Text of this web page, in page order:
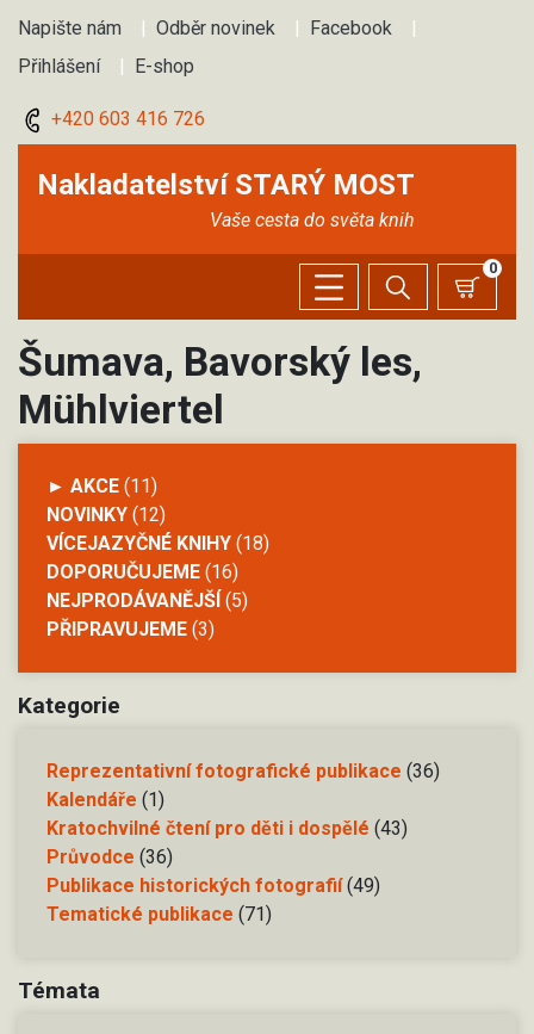
Napište nám | Odběr novinek | Facebook
|
Přihlášení
| E-shop
+420 603 416 726
Nakladatelství STARÝ MOST
Vaše cesta do světa knih
0
Šumava, Bavorský les,
Mühlviertel
► AKCE (11)
NOVINKY (12)
VÍCEJAZYČNÉ KNIHY (18)
DOPORUČUJEME (16)
NEJPRODÁVANĚJŠÍ (5)
PŘIPRAVUJEME (3)
Kategorie
Reprezentativní fotografické publikace (36)
Kalendáře (1)
Kratochvilné čtení pro děti i dospělé (43)
Průvodce (36)
Publikace historických fotografií(49)
Tematické publikace (71)
Témata